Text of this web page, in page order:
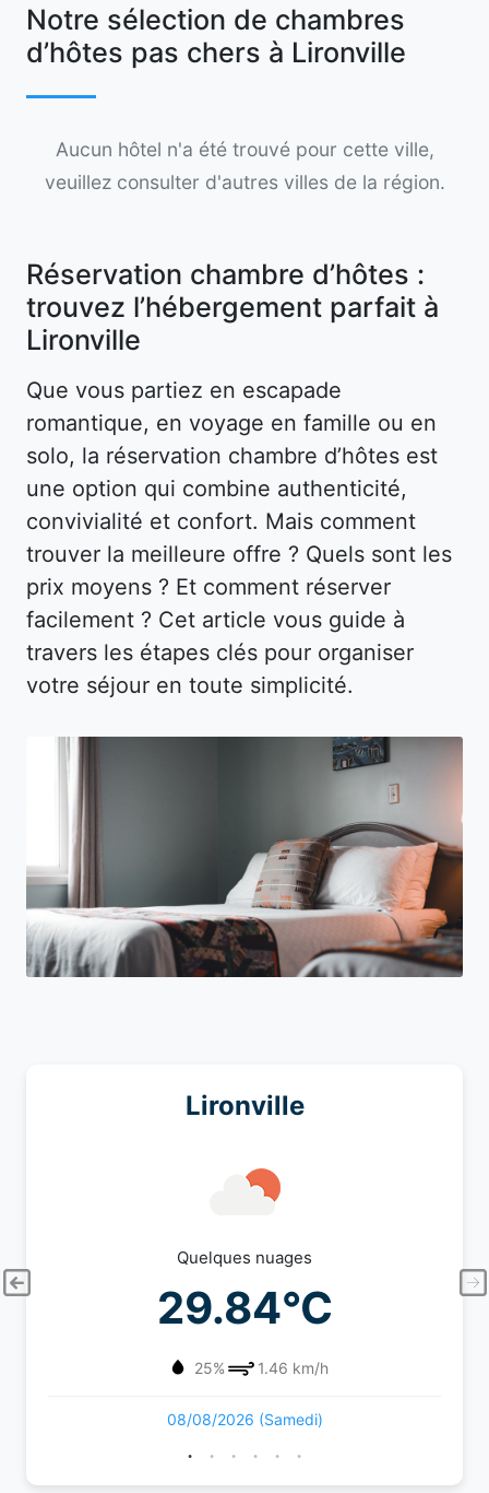
Notre sélection de chambres
d’hôtes pas chers à Lironville
Aucun hôtel n'a été trouvé pour cette ville,
veuillez consulter d'autres villes de la région.
Réservation chambre d’hôtes :
trouvez l’hébergement parfait à
Lironville
Que vous partiez en escapade
romantique, en voyage en famille ou en
solo, la réservation chambre d’hôtes est
une option qui combine authenticité,
convivialité et confort. Mais comment
trouver la meilleure offre ? Quels sont les
prix moyens ? Et comment réserver
facilement ? Cet article vous guide à
travers les étapes clés pour organiser
votre séjour en toute simplicité.
Lironville
Quelques nuages
29.84°C
25% 1.46 km/h
08/08/2026 (Samedi)